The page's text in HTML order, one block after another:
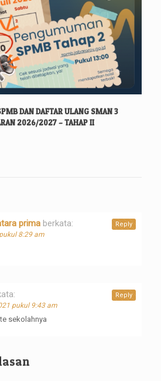
DAN DAFTAR ULANG SMAN 3
2026/2027 – TAHAP II
prima berkata:
8:29 am
Reply
pukul 9:43 am
sekolahnya
Reply